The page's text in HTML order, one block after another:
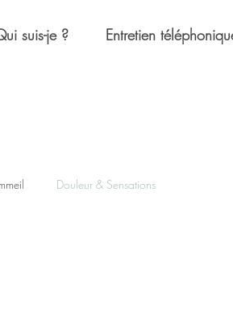
suis-je ? Entretien
Douleur & Sensations